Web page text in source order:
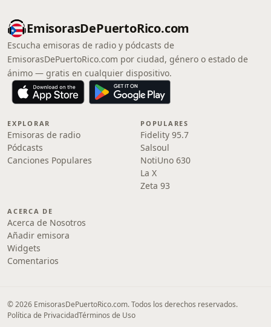
EmisorasDePuertoRico.com
Escucha emisoras de radio y pódcasts de
EmisorasDePuertoRico.com por ciudad, género o estado de
ánimo — gratis en cualquier dispositivo.
EXPLORAR
Emisoras de radio
Pódcasts
Canciones Populares
POPULARES
Fidelity 95.7
Salsoul
NotiUno 630
La X
Zeta 93
ACERCA DE
Acerca de Nosotros
Añadir emisora
Widgets
Comentarios
© 2026 EmisorasDePuertoRico.com. Todos los derechos reservados.
Política de PrivacidadTérminos de Uso